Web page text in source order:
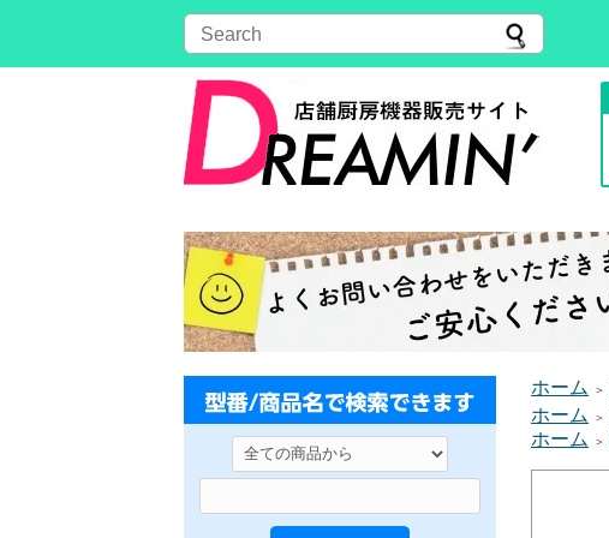
ホーム ＞
ホーム
＞
ホーム
＞